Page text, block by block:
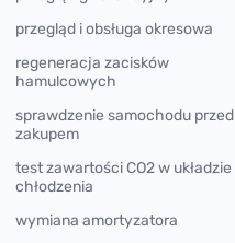
przegląd i obsługa okresowa
regeneracja zacisków
hamulcowych
sprawdzenie samochodu przed
zakupem
test zawartości CO2 w układzie
chłodzenia
wymiana amortyzatora